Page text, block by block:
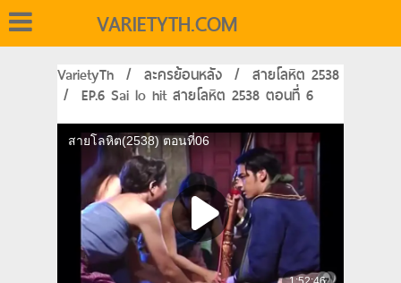
VARIETYTH.COM
VarietyTh / ละครย้อนหลัง / สายโลหิต 2538
/ EP.6 Sai lo hit สายโลหิต 2538 ตอนที่ 6